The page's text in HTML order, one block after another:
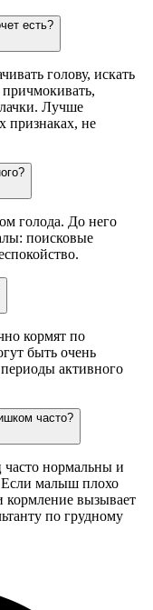
есть?
голову, искать
причмокивать,
Лучше
признаках, не
голода. До него
поисковые
кормят по
быть очень
активного
часто?
нормальны и
Если малыш плохо
кормление вызывает
по грудному